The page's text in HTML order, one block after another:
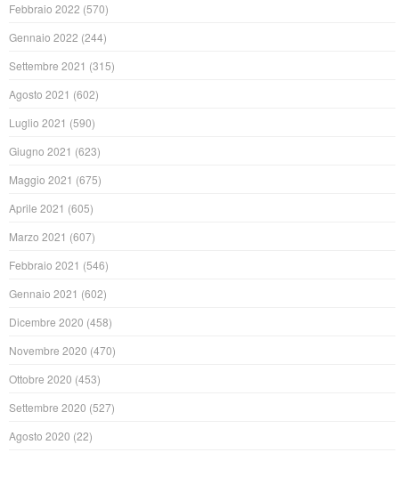
Febbraio 2022 (570)
Gennaio 2022 (244)
Settembre 2021 (315)
Agosto 2021 (602)
Luglio 2021 (590)
Giugno 2021 (623)
Maggio 2021 (675)
Aprile 2021 (605)
Marzo 2021 (607)
Febbraio 2021 (546)
Gennaio 2021 (602)
Dicembre 2020 (458)
Novembre 2020 (470)
Ottobre 2020 (453)
Settembre 2020 (527)
Agosto 2020 (22)